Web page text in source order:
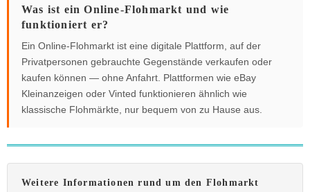
Was ist ein Online-Flohmarkt und wie
funktioniert er?
Ein Online-Flohmarkt ist eine digitale Plattform, auf der
Privatpersonen gebrauchte Gegenstände verkaufen oder
kaufen können — ohne Anfahrt. Plattformen wie eBay
Kleinanzeigen oder Vinted funktionieren ähnlich wie
klassische Flohmärkte, nur bequem von zu Hause aus.
Weitere Informationen rund um den Flohmarkt